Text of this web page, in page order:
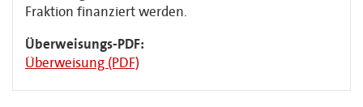
Fraktion finanziert werden.
Überweisungs-PDF:
Überweisung (PDF)